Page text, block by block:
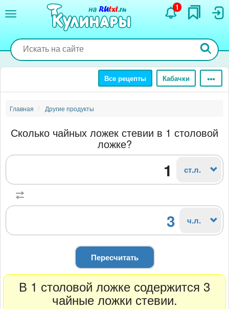
содержанию
1
Все рецепты Кабачки
Главная Другие продукты
Сколько чайных ложек стевии в 1 столовой
ложке?
ст.л.
3 ч.л.
Пересчитать
В 1 столовой ложке содержится 3
чайные ложки стевии.